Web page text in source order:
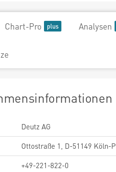
Chart-Pro Analysen
Deutz AG
Ottostraße 1, D-51149 Köln-
+49-221-822-0